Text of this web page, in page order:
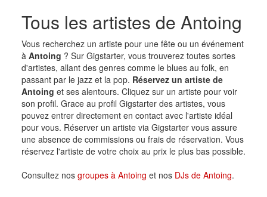
Tous les artistes de Antoing
Vous recherchez un artiste pour une fête ou un événement
à Antoing ? Sur Gigstarter, vous trouverez toutes sortes
d'artistes, allant des genres comme le blues au folk, en
passant par le jazz et la pop. Réservez un artiste de
Antoing et ses alentours. Cliquez sur un artiste pour voir
son profil. Grace au profil Gigstarter des artistes, vous
pouvez entrer directement en contact avec l'artiste idéal
pour vous. Réserver un artiste via Gigstarter vous assure
une absence de commissions ou frais de réservation. Vous
réservez l'artiste de votre choix au prix le plus bas possible.
Consultez nos groupes à Antoing et nos DJs de Antoing.